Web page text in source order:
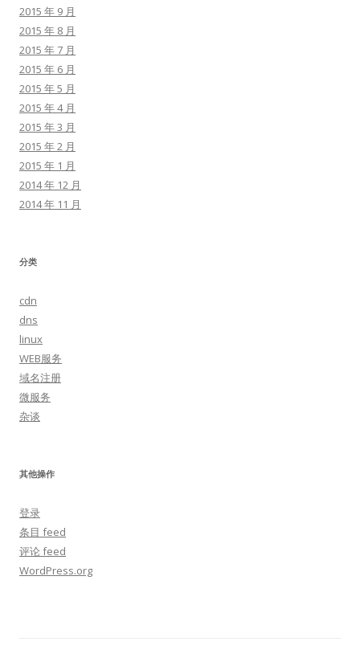
2015 年 9 月
2015 年 8 月
2015 年 7 月
2015 年 6 月
2015 年 5 月
2015 年 4 月
2015 年 3 月
2015 年 2 月
2015 年 1 月
2014 年 12 月
2014 年 11 月
分类
cdn
dns
linux
WEB服务
域名注册
微服务
杂谈
其他操作
登录
条目 feed
评论 feed
WordPress.org